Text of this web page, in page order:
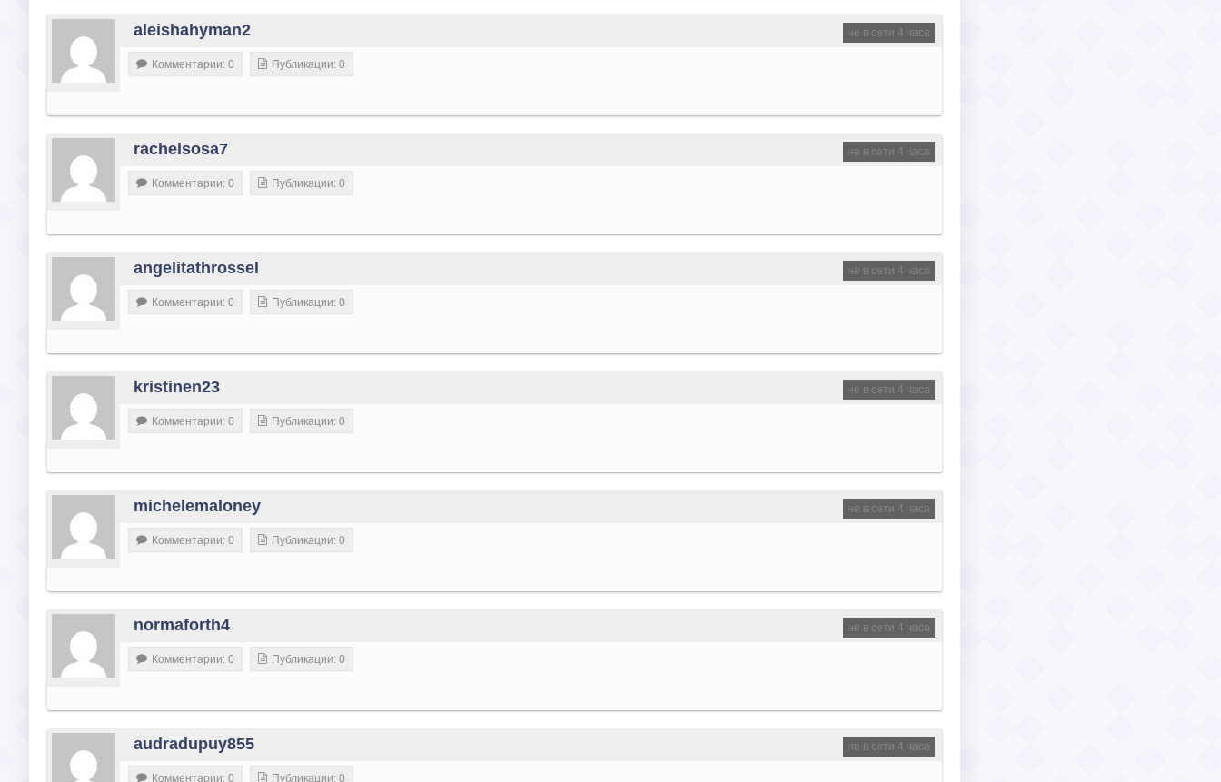
не в сети 4 часа
aleishahyman2
Комментарии: 0 Публикации: 0
не в сети 4 часа
rachelsosa7
Комментарии: 0 Публикации: 0
не в сети 4 часа
angelitathrossel
Комментарии: 0 Публикации: 0
не в сети 4 часа
kristinen23
Комментарии: 0 Публикации: 0
не в сети 4 часа
michelemaloney
Комментарии: 0 Публикации: 0
не в сети 4 часа
normaforth4
Комментарии: 0 Публикации: 0
не в сети 4 часа
audradupuy855
Комментарии: 0 Публикации: 0